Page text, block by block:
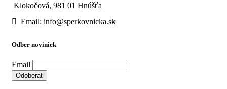
Klokočová, 981 01 Hnúšťa
Email: info@sperkovnicka.sk
Odber noviniek
Email